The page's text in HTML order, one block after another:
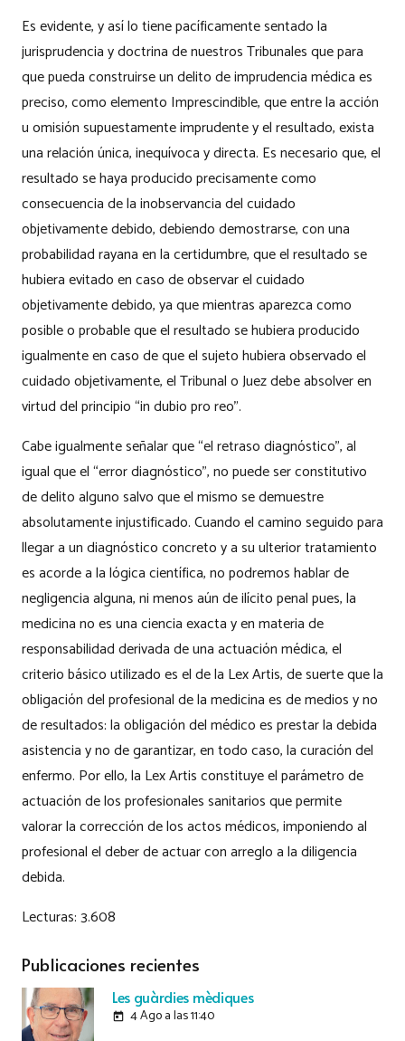
Es evidente, y así lo tiene pacíficamente sentado la
jurisprudencia y doctrina de nuestros Tribunales que para
que pueda construirse un delito de imprudencia médica es
preciso, como elemento Imprescindible, que entre la acción
u omisión supuestamente imprudente y el resultado, exista
una relación única, inequívoca y directa. Es necesario que, el
resultado se haya producido precisamente como
consecuencia de la inobservancia del cuidado
objetivamente debido, debiendo demostrarse, con una
probabilidad rayana en la certidumbre, que el resultado se
hubiera evitado en caso de observar el cuidado
objetivamente debido, ya que mientras aparezca como
posible o probable que el resultado se hubiera producido
igualmente en caso de que el sujeto hubiera observado el
cuidado objetivamente, el Tribunal o Juez debe absolver en
virtud del principio “in dubio pro reo”.
Cabe igualmente señalar que “el retraso diagnóstico”, al
igual que el “error diagnóstico”, no puede ser constitutivo
de delito alguno salvo que el mismo se demuestre
absolutamente injustificado. Cuando el camino seguido para
llegar a un diagnóstico concreto y a su ulterior tratamiento
es acorde a la lógica científica, no podremos hablar de
negligencia alguna, ni menos aún de ilícito penal pues, la
medicina no es una ciencia exacta y en materia de
responsabilidad derivada de una actuación médica, el
criterio básico utilizado es el de la Lex Artis, de suerte que la
obligación del profesional de la medicina es de medios y no
de resultados: la obligación del médico es prestar la debida
asistencia y no de garantizar, en todo caso, la curación del
enfermo. Por ello, la Lex Artis constituye el parámetro de
actuación de los profesionales sanitarios que permite
valorar la corrección de los actos médicos, imponiendo al
profesional el deber de actuar con arreglo a la diligencia
debida.
Lecturas:3.608
Publicaciones recientes
Les guàrdies mèdiques
today 4 Ago a las 11:40